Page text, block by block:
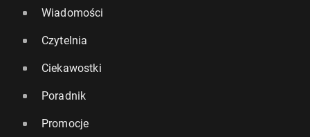
Wiadomości
Czytelnia
Ciekawostki
Poradnik
Promocje